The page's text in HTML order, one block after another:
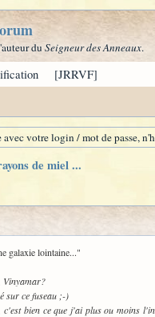
du Seigneur des Anneaux.
[JRRVF]
votre login / mot de passe,
de miel ...
galaxie lointaine..."
Vinyamar?
sur ce fuseau ;-)
c'est bien ce que j'ai plus ou moins